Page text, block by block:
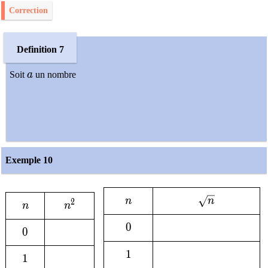
Correction
Definition 7
Soit a
a un nombre
Exemple 10
n
n n^2
n2
0
0
1
1
n
n \sqrt{n}
n
0
0
1
1